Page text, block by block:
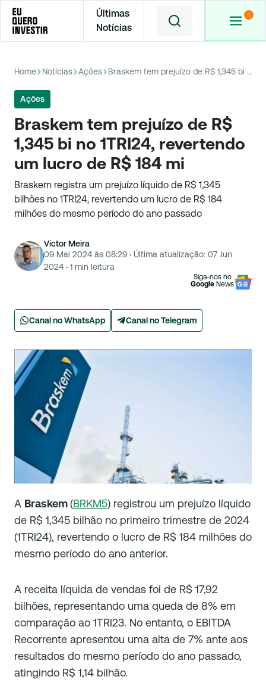
Últimas
Notícias
Home Notícias Ações Braskem tem prejuízo de R$ 1,345 bi no 1TRI24, revertendo um lucro de R$ 184 mi
Ações
Braskem tem prejuízo de R$
1,345 bi no 1TRI24, revertendo
um lucro de R$ 184 mi
Braskem registra um prejuízo líquido de R$ 1,345
bilhões no 1TRI24, revertendo um lucro de R$ 184
milhões do mesmo período do ano passado
Victor Meira
09 Mai 2024 às 08:29 · Última atualização: 07 Jun
2024 · 1 min leitura
Siga-nos no
Google News
Canal no WhatsApp Canal no Telegram
A Braskem(BRKM5) registrou um prejuízo líquido
de R$ 1,345 bilhão no primeiro trimestre de 2024
(1TRI24), revertendo o lucro de R$ 184 milhões do
mesmo período do ano anterior.
A receita líquida de vendas foi de R$ 17,92
bilhões, representando uma queda de 8% em
comparação ao 1TRI23. No entanto, o EBITDA
Recorrente apresentou uma alta de 7% ante aos
resultados do mesmo período do ano passado,
atingindo R$ 1,14 bilhão.